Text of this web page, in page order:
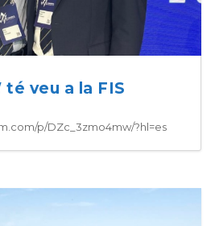
té veu a la FIS
p/DZc_3zmo4mw/?hl=es